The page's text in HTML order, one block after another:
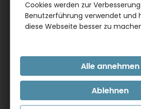
Cookies werden zur
Benutzerführung verwendet und
diese Webseite besser zu